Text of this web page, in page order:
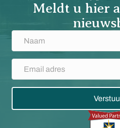
Meldt u hier